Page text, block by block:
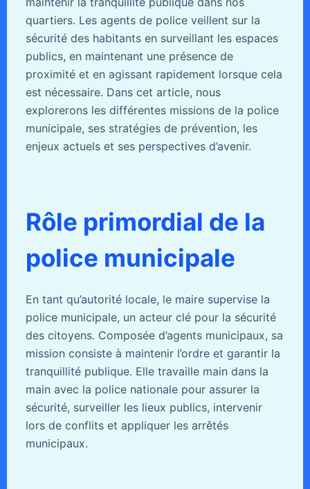
quartiers. Les agents de police veillent sur la
sécurité des habitants en surveillant les espaces
publics, en maintenant une présence de
proximité et en agissant rapidement lorsque cela
est nécessaire. Dans cet article, nous
explorerons les différentes missions de la police
municipale, ses stratégies de prévention, les
enjeux actuels et ses perspectives d’avenir.
Rôle primordial de la
police municipale
En tant qu’autorité locale, le maire supervise la
police municipale, un acteur clé pour la sécurité
des citoyens. Composée d’agents municipaux, sa
mission consiste à maintenir l’ordre et garantir la
tranquillité publique. Elle travaille main dans la
main avec la police nationale pour assurer la
sécurité, surveiller les lieux publics, intervenir
lors de conflits et appliquer les arrêtés
municipaux.